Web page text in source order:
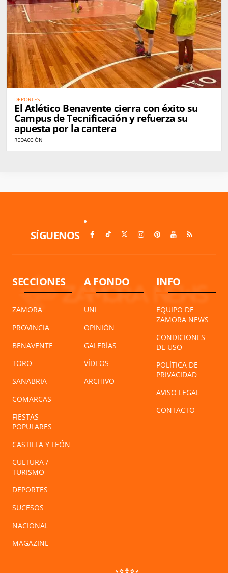
DEPORTES
El Atlético Benavente cierra con éxito su
Campus de Tecnificación y refuerza su
apuesta por la cantera
REDACCIÓN
SÍGUENOS
SECCIONES
ZAMORA
PROVINCIA
BENAVENTE
TORO
SANABRIA
COMARCAS
FIESTAS
POPULARES
CASTILLA Y LEÓN
CULTURA /
TURISMO
DEPORTES
SUCESOS
NACIONAL
MAGAZINE
A FONDO
UNI
OPINIÓN
GALERÍAS
VÍDEOS
ARCHIVO
INFO
EQUIPO DE
ZAMORA NEWS
CONDICIONES
DE USO
POLÍTICA DE
PRIVACIDAD
AVISO LEGAL
CONTACTO